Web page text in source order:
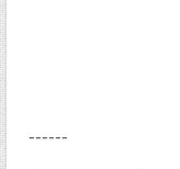
------